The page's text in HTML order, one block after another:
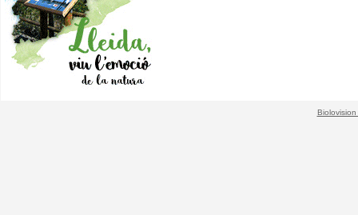
Biolovision